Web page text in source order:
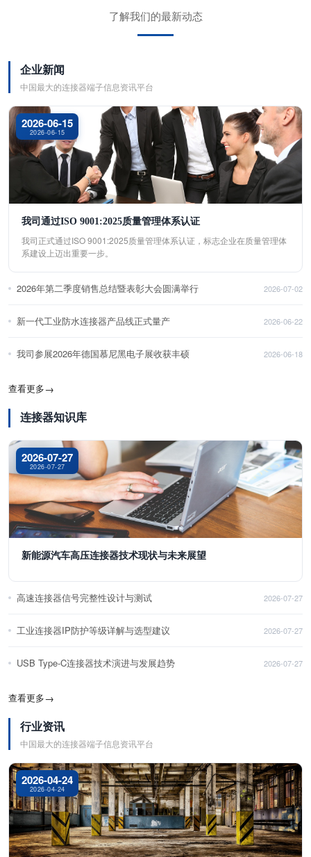
了解我们的最新动态
企业新闻
中国最大的连接器端子信息资讯平台
2026-06-15
2026-06-15
我司通过ISO 9001:2025质量管理体系认证
我司正式通过ISO 9001:2025质量管理体系认证，标志企业在质量管理体
系建设上迈出重要一步。
2026年第二季度销售总结暨表彰大会圆满举行 2026-07-02
新一代工业防水连接器产品线正式量产 2026-06-22
我司参展2026年德国慕尼黑电子展收获丰硕 2026-06-18
查看更多→
连接器知识库
2026-07-27
2026-07-27
新能源汽车高压连接器技术现状与未来展望
高速连接器信号完整性设计与测试 2026-07-27
工业连接器IP防护等级详解与选型建议 2026-07-27
USB Type-C连接器技术演进与发展趋势 2026-07-27
查看更多→
行业资讯
中国最大的连接器端子信息资讯平台
2026-04-24
2026-04-24